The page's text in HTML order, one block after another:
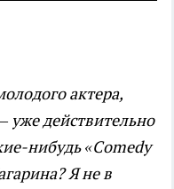
актера,
уже действительно
нибудь«Comedy
Я не в